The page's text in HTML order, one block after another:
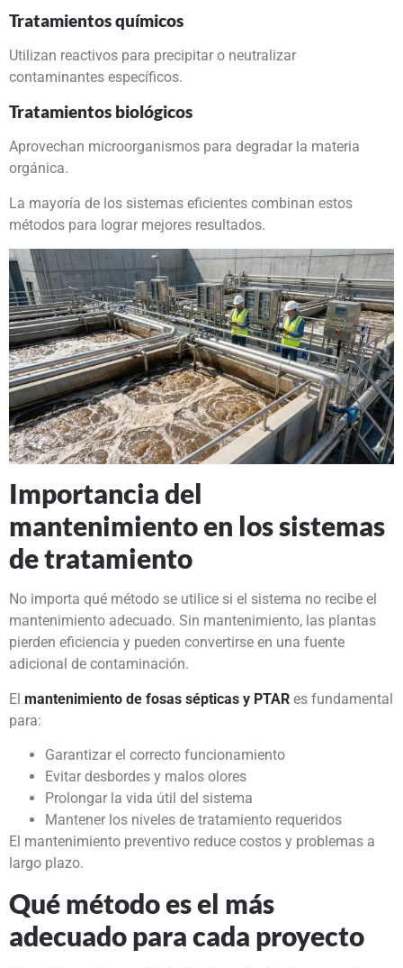
Tratamientos químicos
Utilizan reactivos para precipitar o neutralizar
contaminantes específicos.
Tratamientos biológicos
Aprovechan microorganismos para degradar la materia
orgánica.
La mayoría de los sistemas eficientes combinan estos
métodos para lograr mejores resultados.
Importancia del
mantenimiento en los sistemas
de tratamiento
No importa qué método se utilice si el sistema no recibe el
mantenimiento adecuado. Sin mantenimiento, las plantas
pierden eficiencia y pueden convertirse en una fuente
adicional de contaminación.
El mantenimiento de fosas sépticas y PTAR es fundamental
para:
Garantizar el correcto funcionamiento
Evitar desbordes y malos olores
Prolongar la vida útil del sistema
Mantener los niveles de tratamiento requeridos
El mantenimiento preventivo reduce costos y problemas a
largo plazo.
Qué método es el más
adecuado para cada proyecto